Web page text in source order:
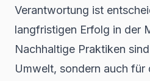
Verantwortung ist
langfristigen Erfolg in der
Nachhaltige Praktiken
Umwelt, sondern auch für